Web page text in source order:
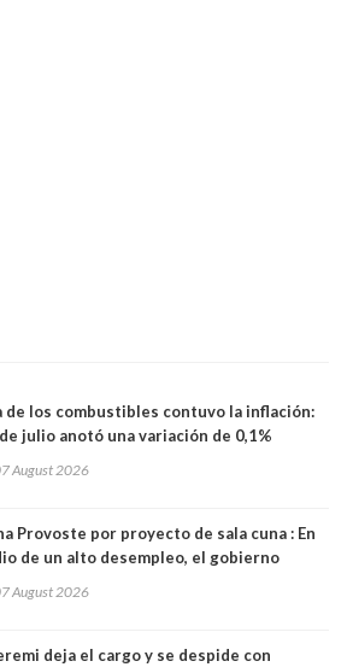
de los combustibles contuvo la inflación:
julio anotó una variación de 0,1%
August 2026
Provoste por proyecto de sala cuna : En
de un alto desempleo, el gobierno
August 2026
deja el cargo y se despide con